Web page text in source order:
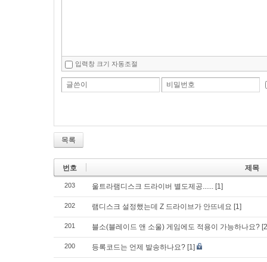
입력창 크기 자동조절
글쓴이 비밀번호
목록
번호 제목
203 울트라램디스크 드라이버 별도제공...... [1]
202 램디스크 설정했는데 Z 드라이브가 안뜨네요 [1]
201 블소(블레이드 앤 소울) 게임에도 적용이 가능하나요?
200 등록코드는 언제 발송하나요? [1]